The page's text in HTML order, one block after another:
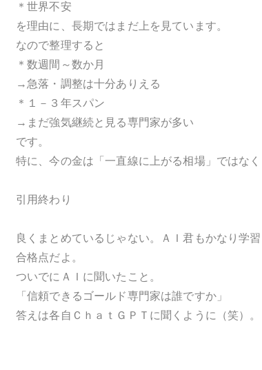
＊世界不安
を理由に、長期ではまだ上を見ています。
なので整理すると
＊数週間～数か月
→急落・調整は十分ありえる
＊１－３年スパン
→まだ強気継続と見る専門家が多い
です。
特に、今の金は「一直線に上がる相場」では
引用終わり
良くまとめているじゃない。ＡＩ君もかなり学習
合格点だよ。
ついでにＡＩに聞いたこと。
「信頼できるゴールド専門家は誰ですか」
答えは各自ＣｈａｔＧＰＴに聞くように（笑）。